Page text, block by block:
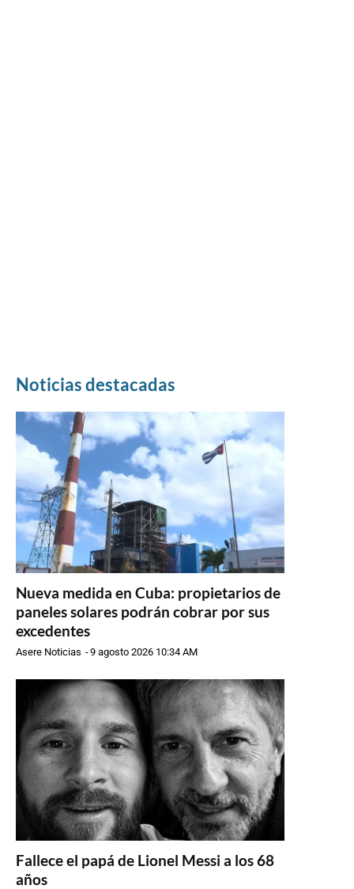
Noticias destacadas
Nueva medida en Cuba: propietarios de
paneles solares podrán cobrar por sus
excedentes
Asere Noticias -9 agosto 2026 10:34 AM
Fallece el papá de Lionel Messi a los 68
años